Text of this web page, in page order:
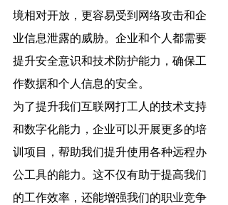
境相对开放，更容易受到网络攻击和企
业信息泄露的威胁。企业和个人都需要
提升安全意识和技术防护能力，确保工
作数据和个人信息的安全。
为了提升我们互联网打工人的技术支持
和数字化能力，企业可以开展更多的培
训项目，帮助我们提升使用各种远程办
公工具的能力。这不仅有助于提高我们
的工作效率，还能增强我们的职业竞争